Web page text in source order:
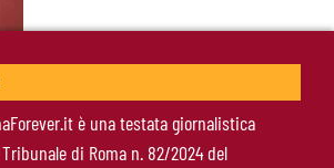
Koné-Roma, muro da 60 milioni: cosa serve
è una testata giornalistica
di Roma n. 82/2024 del